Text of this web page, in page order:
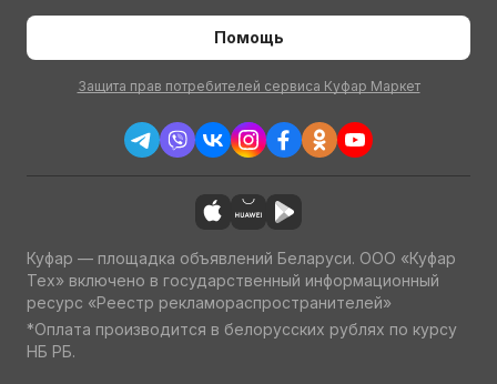
Помощь
Защита прав потребителей сервиса Куфар Маркет
Куфар — площадка объявлений Беларуси. ООО «Куфар
Тех» включено в государственный информационный
ресурс «Реестр рекламораспространителей»
*Оплата производится в белорусских рублях по курсу
НБ РБ.